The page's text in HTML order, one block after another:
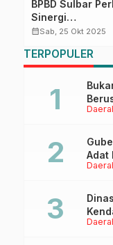
BPBD Sulbar
Sinergi
Penanggulangan
Sosialisasi dan
Harmonisasi
RPB 2025–2029
calendar_monthSab, 25 Okt 2025
TERPOPULER
Adat